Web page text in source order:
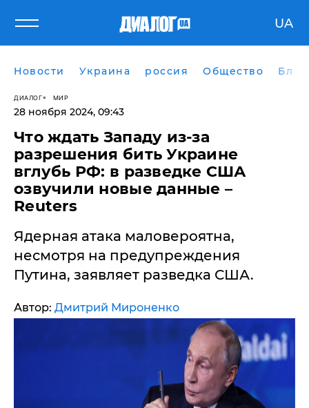
UA
Новости Украина россия Общество
ДИАЛОГ МИР
28 ноября 2024, 09:43
​Что ждать Западу из-за
разрешения бить Украине
вглубь РФ: в разведке США
озвучили новые данные –
Reuters
Ядерная атака маловероятна,
несмотря на предупреждения
Путина, заявляет разведка США.
Автор: Дмитрий Мироненко